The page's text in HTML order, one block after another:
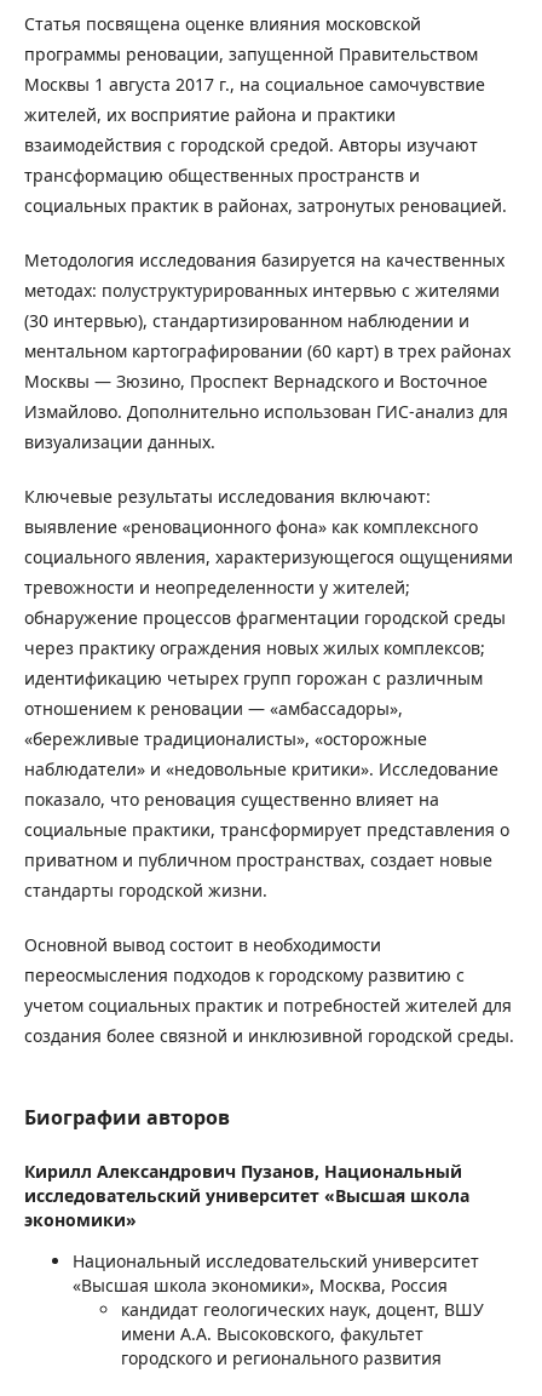
Статья посвящена оценке влияния московской
программы реновации, запущенной Правительством
Москвы 1 августа 2017 г., на социальное самочувствие
жителей, их восприятие района и практики
взаимодействия с городской средой. Авторы изучают
трансформацию общественных пространств и
социальных практик в районах, затронутых реновацией.
Методология исследования базируется на качественных
методах: полуструктурированных интервью с жителями
(30 интервью), стандартизированном наблюдении и
ментальном картографировании (60 карт) в трех районах
Москвы — Зюзино, Проспект Вернадского и Восточное
Измайлово. Дополнительно использован ГИС-анализ для
визуализации данных.
Ключевые результаты исследования включают:
выявление «реновационного фона» как комплексного
социального явления, характеризующегося ощущениями
тревожности и неопределенности у жителей;
обнаружение процессов фрагментации городской среды
через практику ограждения новых жилых комплексов;
идентификацию четырех групп горожан с различным
отношением к реновации — «амбассадоры»,
«бережливые традиционалисты», «осторожные
наблюдатели» и «недовольные критики». Исследование
показало, что реновация существенно влияет на
социальные практики, трансформирует представления о
приватном и публичном пространствах, создает новые
стандарты городской жизни.
Основной вывод состоит в необходимости
переосмысления подходов к городскому развитию с
учетом социальных практик и потребностей жителей для
создания более связной и инклюзивной городской среды.
Биографии авторов
Кирилл Александрович Пузанов, Национальный
исследовательский университет «Высшая школа
экономики»
Национальный исследовательский университет
«Высшая школа экономики», Москва, Россия
кандидат геологических наук, доцент, ВШУ
имени А.А. Высоковского, факультет
городского и регионального развития